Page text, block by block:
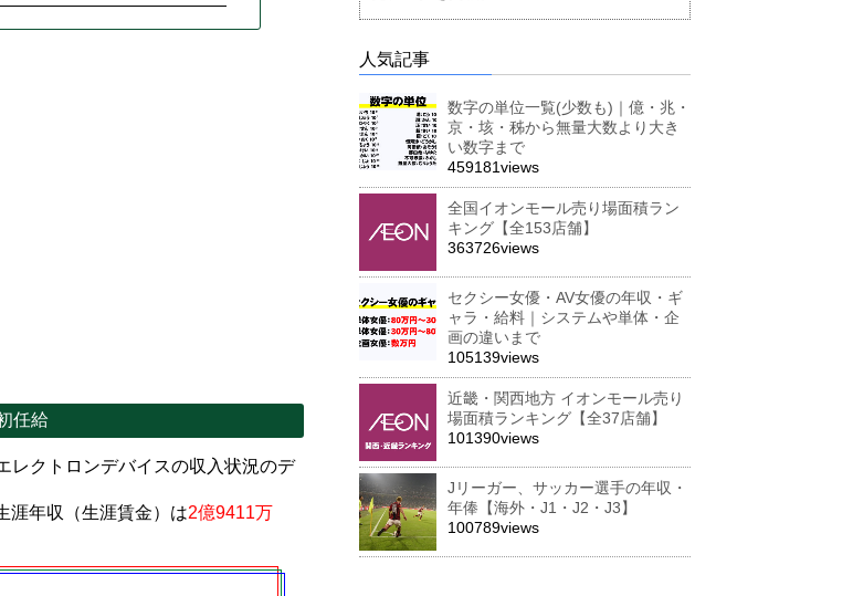
任給
レクトロンデバイスの収入状況のデ
涯年収（生涯賃金）は2億9411万
人気記事
数字の単位一覧(少数も)｜億・兆・
京・垓・秭から無量大数より大き
い数字まで
459181views
全国イオンモール売り場面積ラン
キング【全153店舗】
363726views
セクシー女優・AV女優の年収・ギ
ャラ・給料｜システムや単体・企
画の違いまで
105139views
近畿・関西地方 イオンモール売り
場面積ランキング【全37店舗】
101390views
Jリーガー、サッカー選手の年収・
年俸【海外・J1・J2・J3】
100789views